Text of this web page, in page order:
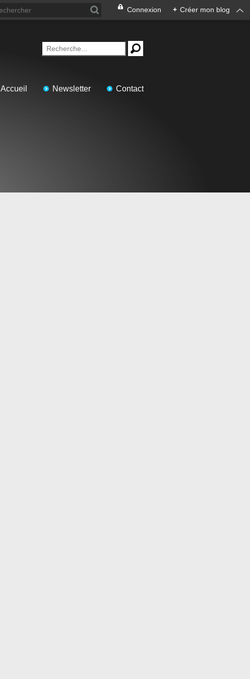
Connexion + Créer mon blog
Accueil Newsletter Contact